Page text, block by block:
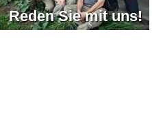
Reden Sie mit uns!